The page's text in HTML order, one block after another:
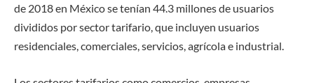
de 2018 en México se tenían 44.3 millones de usuarios
divididos por sector tarifario, que incluyen usuarios
residenciales, comerciales, servicios, agrícola e industrial.